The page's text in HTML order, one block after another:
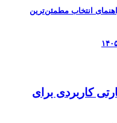
انتخاب مطمئن‌ترین
کاربردی برای